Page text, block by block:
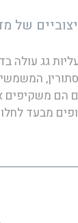
של
גג עולה
הם משקיפים
מבעד